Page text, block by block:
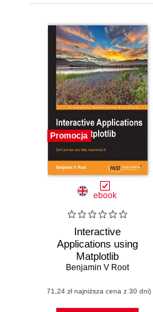
Promocja
ebook
Interactive
Applications using
Matplotlib
Benjamin V Root
(71,24 zł najniższa cena z 30 dni)